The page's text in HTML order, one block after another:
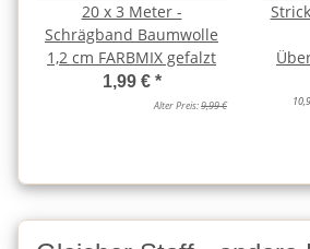
20 x 3 Meter -
Schrägband Baumwolle
1,2 cm FARBMIX gefalzt
1,99 € *
Alter Preis:9,99 €